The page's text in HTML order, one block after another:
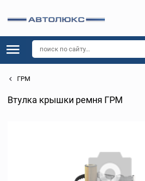
ГРМ
Втулка крышки ремня ГРМ